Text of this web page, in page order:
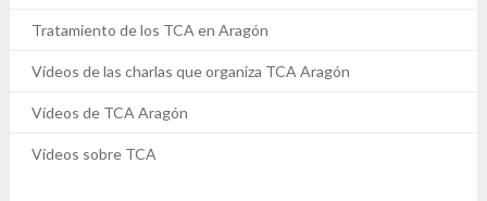
Tratamiento de los TCA en Aragón
Vídeos de las charlas que organiza TCA Aragón
Vídeos de TCA Aragón
Vídeos sobre TCA